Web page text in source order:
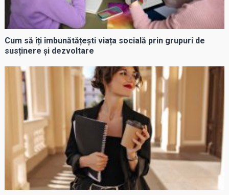
Cum să îți îmbunătățești viața socială prin grupuri de
susținere și dezvoltare